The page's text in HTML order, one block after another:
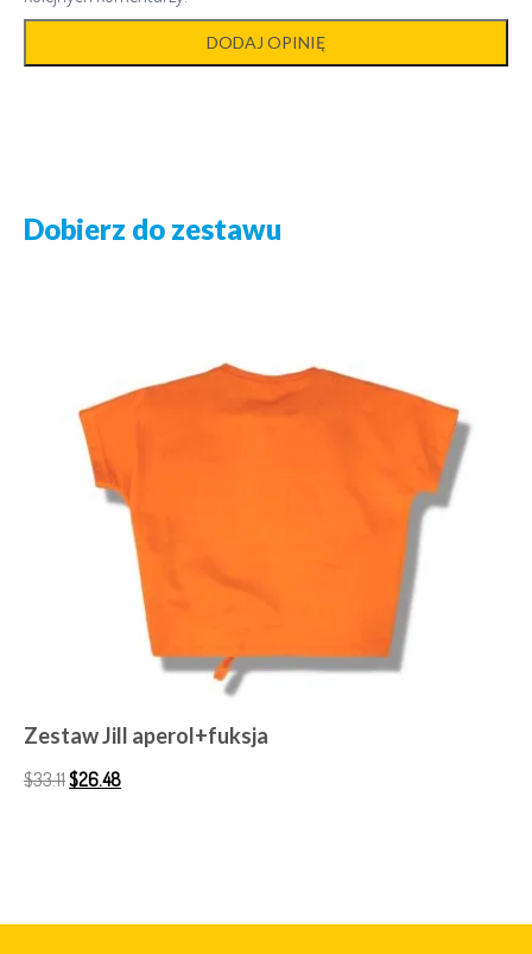
Dobierz do zestawu
Zestaw Jill aperol+fuksja
$33.11$26.48